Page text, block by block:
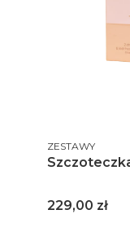
PRODUCENT
ZESTAWY
Cena
229,00 zł